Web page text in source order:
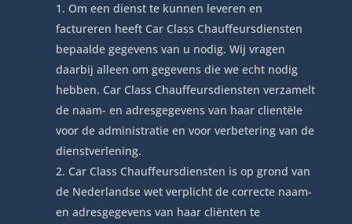
Om een dienst te kunnen leveren en
factureren heeft Car Class Chauffeursdiensten
bepaalde gegevens van u nodig. Wij vragen
daarbij alleen om gegevens die we echt nodig
hebben. Car Class Chauffeursdiensten verzamelt
de naam- en adresgegevens van haar clientële
voor de administratie en voor verbetering van de
dienstverlening.
Car Class Chauffeursdiensten is op grond van
de Nederlandse wet verplicht de correcte naam-
en adresgegevens van haar cliënten te